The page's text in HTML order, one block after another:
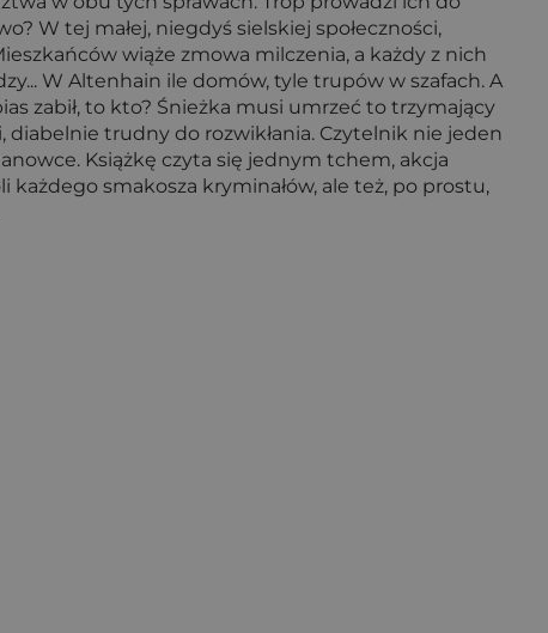
W tej małej, niegdyś sielskiej społeczności,
wiąże zmowa milczenia, a każdy z nich
W Altenhain ile domów, tyle trupów w szafach. A
zabił, to kto? Śnieżka musi umrzeć to trzymający
diabelnie trudny do rozwikłania. Czytelnik nie jeden
Książkę czyta się jednym tchem, akcja
smakosza kryminałów, ale też, po prostu,